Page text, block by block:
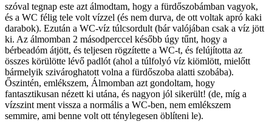
szóval tegnap este azt álmodtam, hogy a fürdőszobámban vagyok,
és a WC félig tele volt vízzel (és nem durva, de ott voltak apró kaki
darabok). Ezután a WC-víz túlcsordult (bár valójában csak a víz jött
ki. Az álmomban 2 másodperccel később úgy tűnt, hogy a
bérbeadóm átjött, és teljesen rögzítette a WC-t, és felújította az
összes körülötte lévő padlót (ahol a túlfolyó víz kiömlött, mielőtt
bármelyik szivároghatott volna a fürdőszoba alatti szobába).
Őszintén, emlékszem, Álmomban azt gondoltam, hogy
fantasztikusan nézett ki utána, és nagyon jól sikerült! (de, míg a
vízszint ment vissza a normális a WC-ben, nem emlékszem
semmire, ami benne volt ott ténylegesen öblíteni le).